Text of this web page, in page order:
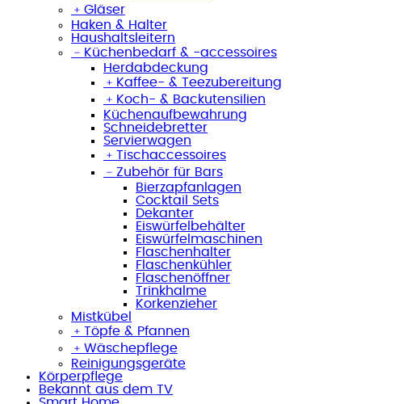
﹢ Gläser
Haken & Halter
Haushaltsleitern
﹣ Küchenbedarf & -accessoires
Herdabdeckung
﹢ Kaffee- & Teezubereitung
﹢ Koch- & Backutensilien
Küchenaufbewahrung
Schneidebretter
Servierwagen
﹢ Tischaccessoires
﹣ Zubehör für Bars
Bierzapfanlagen
Cocktail Sets
Dekanter
Eiswürfelbehälter
Eiswürfelmaschinen
Flaschenhalter
Flaschenkühler
Flaschenöffner
Trinkhalme
Korkenzieher
Mistkübel
﹢ Töpfe & Pfannen
﹢ Wäschepflege
Reinigungsgeräte
Körperpflege
Bekannt aus dem TV